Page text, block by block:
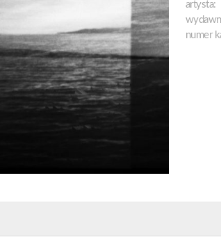
artysta:
numer